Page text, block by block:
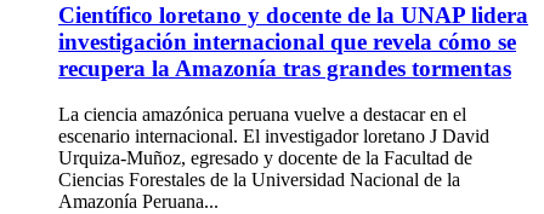
Científico loretano y docente de la UNAP lidera
investigación internacional que revela cómo se
recupera la Amazonía tras grandes tormentas
La ciencia amazónica peruana vuelve a destacar en el
escenario internacional. El investigador loretano J David
Urquiza-Muñoz, egresado y docente de la Facultad de
Ciencias Forestales de la Universidad Nacional de la
Amazonía Peruana...